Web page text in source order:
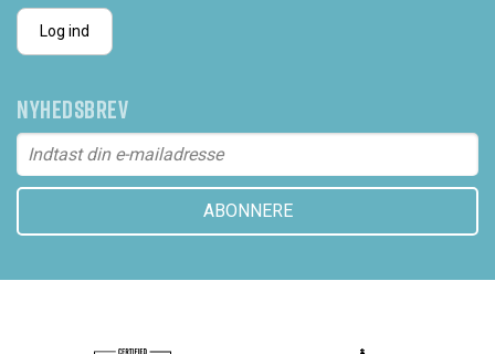
Log ind
NYHEDSBREV